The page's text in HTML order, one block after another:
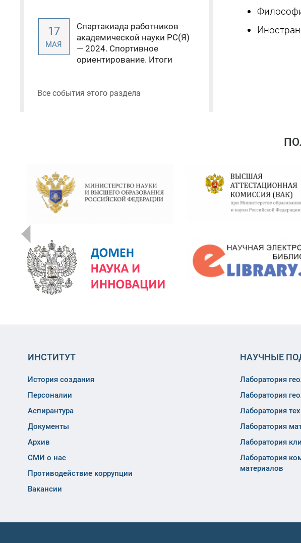
17
МАЯ
Спартакиада работников
академической науки РС(Я)
— 2024. Спортивное
ориентирование. Итоги
Все события этого раздела
ИНСТИТУТ
История создания
Персоналии
Аспирантура
Документы
Архив
СМИ о нас
Противодействие коррупции
Вакансии
НАУЧНЫЕ
Лаборатория
Лаборатория
Лаборатория
Лаборатория
Лаборатория
Лаборатория
материалов